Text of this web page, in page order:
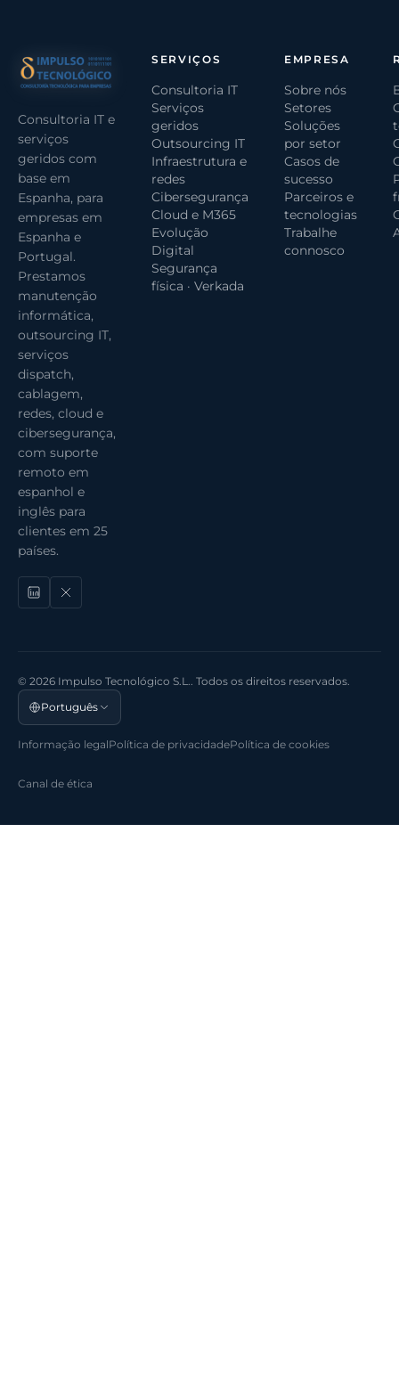
Consultoria IT e
serviços
geridos com
base em
Espanha, para
empresas em
Espanha e
Portugal.
Prestamos
manutenção
informática,
outsourcing IT,
serviços
dispatch,
cablagem,
redes, cloud e
cibersegurança,
com suporte
remoto em
espanhol e
inglês para
clientes em 25
países.
SERVIÇOS
Consultoria IT
Serviços
geridos
Outsourcing IT
Infraestrutura e
redes
Cibersegurança
Cloud e M365
Evolução
Digital
Segurança
física · Verkada
EMPRESA
Sobre nós
Setores
Soluções
por setor
Casos de
sucesso
Parceiros e
tecnologias
Trabalhe
connosco
© 2026 Impulso Tecnológico S.L.. Todos os direitos reservados.
Português
Informação legalPolítica de privacidadePolítica de cookies
Canal de ética